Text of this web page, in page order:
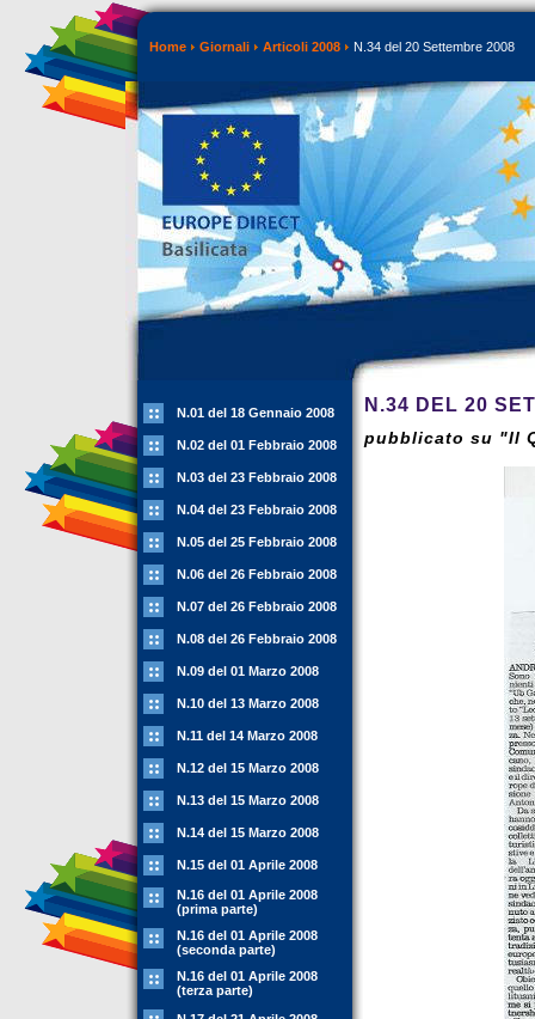
Home Giornali Articoli 2008 N.34 del 20 Settembre 2008
N.01 del 18 Gennaio 2008
N.02 del 01 Febbraio 2008
N.03 del 23 Febbraio 2008
N.04 del 23 Febbraio 2008
N.05 del 25 Febbraio 2008
N.06 del 26 Febbraio 2008
N.07 del 26 Febbraio 2008
N.08 del 26 Febbraio 2008
N.09 del 01 Marzo 2008
N.10 del 13 Marzo 2008
N.11 del 14 Marzo 2008
N.12 del 15 Marzo 2008
N.13 del 15 Marzo 2008
N.14 del 15 Marzo 2008
N.15 del 01 Aprile 2008
N.16 del 01 Aprile 2008
(prima parte)
N.16 del 01 Aprile 2008
(seconda parte)
N.16 del 01 Aprile 2008
(terza parte)
N.34 DEL 20
pubblicato su "Il